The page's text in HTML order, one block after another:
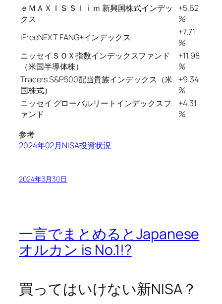
ｅＭＡＸＩＳ Ｓｌｉｍ 新興国株式インデッ
クス
+5.62
%
iFreeNEXT FANG+インデックス
+7.71
%
ニッセイＳＯＸ指数インデックスファンド
（米国半導体株）
+11.98
%
Tracers S&P500配当貴族インデックス（米
国株式）
+9.34
%
ニッセイ グローバルリートインデックスフ
ァンド
+4.31
%
参考
2024年02月NISA投資状況
2024年3月30日
一言でまとめるとJapanese
オルカン is No.1!?
買ってはいけない新NISA？